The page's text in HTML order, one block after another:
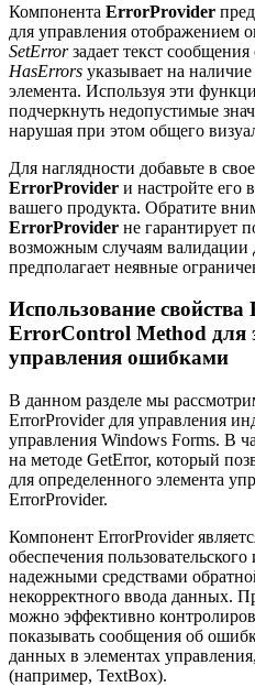
Компонента ErrorProvider
для управления отображением
SetErrorзадает текст
HasErrors указывает на
элемента. Используя эти
подчеркнуть недопустимые
нарушая при этом общего
Для наглядности добавьте в
ErrorProvider и настройте его
вашего продукта. Обратите
ErrorProvider не гарантирует
возможным случаям валидации
предполагает неявные
Использование
ErrorControl Method для
управления ошибками
В данном разделе мы
ErrorProvider для управления
управления Windows Forms. В
на методе GetError, который
для определенного элемента
ErrorProvider.
Компонент ErrorProvider
обеспечения
надежными средствами
некорректного ввода данных.
можно эффективно
показывать сообщения об
данных в элементах
(например, TextBox).